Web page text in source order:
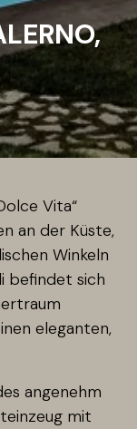
Vita“
an der Küste,
Winkeln
befindet sich
eleganten,
angenehm
mit